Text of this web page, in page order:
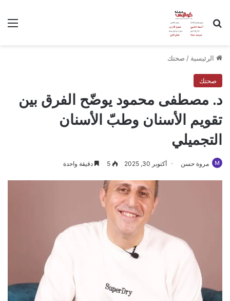
بحث عن
الرئيسية / صحتك
صحتك
د. مصطفى محمود يوضّح الفرق بين
تقويم الأسنان وطبّ الأسنان
التجميلي
مروة حسن أكتوبر 30, 2025 5 دقيقة واحدة